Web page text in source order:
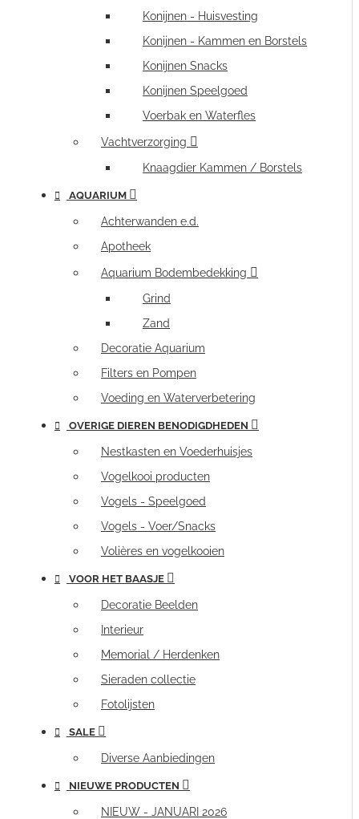
Konijnen - Huisvesting
Konijnen - Kammen en Borstels
Konijnen Snacks
Konijnen Speelgoed
Voerbak en Waterfles
Vachtverzorging
Knaagdier Kammen / Borstels
AQUARIUM
Achterwanden e.d.
Apotheek
Aquarium Bodembedekking
Grind
Zand
Decoratie Aquarium
Filters en Pompen
Voeding en Waterverbetering
OVERIGE DIEREN BENODIGDHEDEN
Nestkasten en Voederhuisjes
Vogelkooi producten
Vogels - Speelgoed
Vogels - Voer/Snacks
Volières en vogelkooien
VOOR HET BAASJE
Decoratie Beelden
Interieur
Memorial / Herdenken
Sieraden collectie
Fotolijsten
SALE
Diverse Aanbiedingen
NIEUWE PRODUCTEN
NIEUW - JANUARI 2026